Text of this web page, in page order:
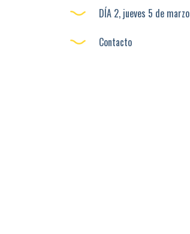
DÍA 2, jueves 5 de marzo
Contacto